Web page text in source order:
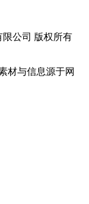
限公司 版权所有
信息源于网